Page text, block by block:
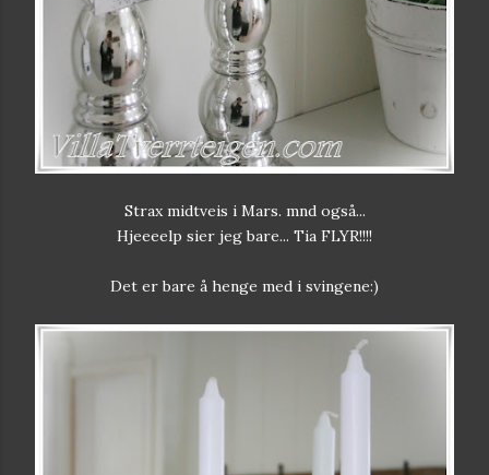
Strax midtveis i Mars. mnd også...
Hjeeeelp sier jeg bare... Tia FLYR!!!!
Det er bare å henge med i svingene:)